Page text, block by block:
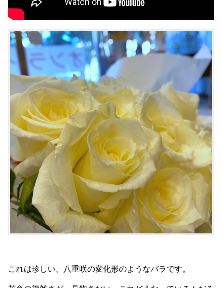
これは珍しい、八重咲の変化形のようなバラです。